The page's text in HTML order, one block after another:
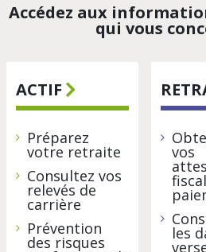
la
fonctionaires
territoriaux
et
hospitaliers
Accédez aux
qui vous
ACTIF
Préparez
votre retraite
Consultez vos
relevés de
carrière
Prévention
des risques
vos
les